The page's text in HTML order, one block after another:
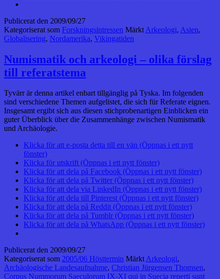
Publicerat den 2009/09/27
Kategoriserat som Forskningsintressen Märkt Arkeologi, Asien,
Globalisering, Nordamerika, Vikingatiden
Numismatik och arkeologi – olika förslag
till referatstema
Tyvärr är denna artikel enbart tillgänglig på Tyska. Im folgenden
sind verschiedene Themen aufgelistet, die sich für Referate eignen.
Insgesamt ergibt sich aus diesen stichprobenartigen Einblicken ein
guter Überblick über die Zusammenhänge zwischen Numismatik
und Archäologie.
Klicka för att e-posta detta till en vän (Öppnas i ett nytt
fönster)
Klicka för utskrift (Öppnas i ett nytt fönster)
Klicka för att dela på Facebook (Öppnas i ett nytt fönster)
Klicka för att dela på Twitter (Öppnas i ett nytt fönster)
Klicka för att dela via LinkedIn (Öppnas i ett nytt fönster)
Klicka för att dela till Pinterest (Öppnas i ett nytt fönster)
Klicka för att dela på Reddit (Öppnas i ett nytt fönster)
Klicka för att dela på Tumblr (Öppnas i ett nytt fönster)
Klicka för att dela på WhatsApp (Öppnas i ett nytt fönster)
Publicerat den 2009/09/27
Kategoriserat som 2005/06 Hösttermin MärktArkeologi,
Archäologische Landesaufnahme, Christian Jürgensen Thomsen,
Corpus Nummorum Saeculorum IX-XI qui in Suecia reperti sunt